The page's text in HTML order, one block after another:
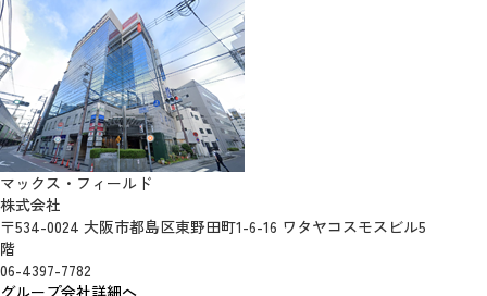
マックス・フィールド
株式会社
〒534-0024 大阪市都島区東野田町1-6-16 ワタヤコスモスビル5
階
06-4397-7782